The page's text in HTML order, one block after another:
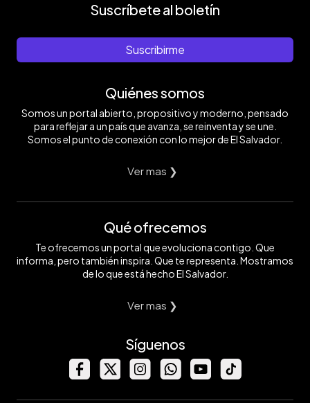
Suscríbete al boletín
Suscribirme
Quiénes somos
Somos un portal abierto, propositivo y moderno, pensado
para reflejar a un país que avanza, se reinventa y se une.
Somos el punto de conexión con lo mejor de El Salvador.
Ver mas ❯
Qué ofrecemos
Te ofrecemos un portal que evoluciona contigo. Que
informa, pero también inspira. Que te representa. Mostramos
de lo que está hecho El Salvador.
Ver mas ❯
Síguenos